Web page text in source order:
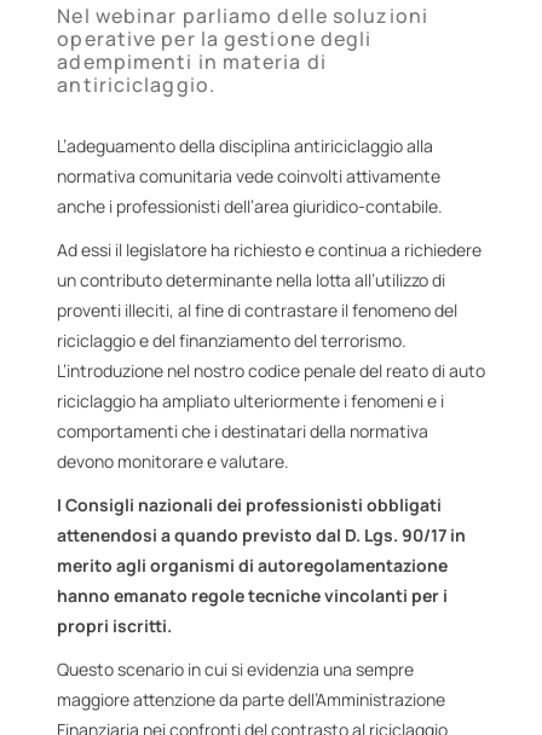
Nel webinar parliamo delle soluzioni
operative per la gestione degli
adempimenti in materia di
antiriciclaggio.
L’adeguamento della disciplina antiriciclaggio alla
normativa comunitaria vede coinvolti attivamente
anche i professionisti dell’area giuridico-contabile.
Ad essi il legislatore ha richiesto e continua a richiedere
un contributo determinante nella lotta all’utilizzo di
proventi illeciti, al fine di contrastare il fenomeno del
riciclaggio e del finanziamento del terrorismo.
L’introduzione nel nostro codice penale del reato di auto
riciclaggio ha ampliato ulteriormente i fenomeni e i
comportamenti che i destinatari della normativa
devono monitorare e valutare.
I Consigli nazionali dei professionisti obbligati
attenendosi a quando previsto dal D. Lgs. 90/17 in
merito agli organismi di autoregolamentazione
hanno emanato regole tecniche vincolanti per i
propri iscritti.
Questo scenario in cui si evidenzia una sempre
maggiore attenzione da parte dell’Amministrazione
Finanziaria nei confronti del contrasto al riciclaggio